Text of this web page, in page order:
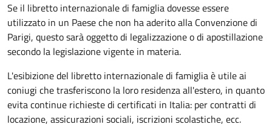
Se il libretto internazionale di famiglia dovesse essere
utilizzato in un Paese che non ha aderito alla Convenzione di
Parigi, questo sarà oggetto di legalizzazione o di apostillazione
secondo la legislazione vigente in materia.
L'esibizione del libretto internazionale di famiglia è utile ai
coniugi che trasferiscono la loro residenza all'estero, in quanto
evita continue richieste di certificati in Italia: per contratti di
locazione, assicurazioni sociali, iscrizioni scolastiche, ecc.